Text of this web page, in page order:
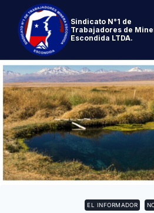
Sindicato N°1 de
Trabajadores de
Escondida LTDA.
EL INFORMADOR